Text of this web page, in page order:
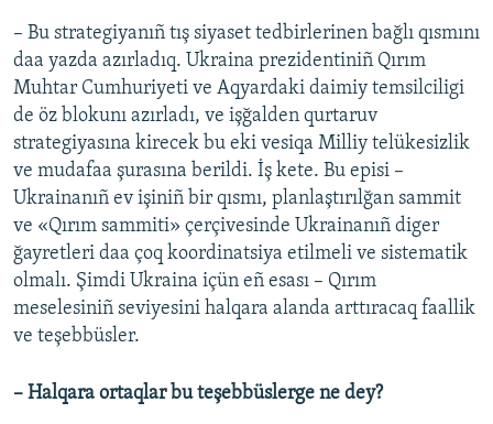
– Bu strategiyanıñ tış siyaset tedbirlerinen bağlı qısmını
daa yazda azırladıq. Ukraina prezidentiniñ Qırım
Muhtar Cumhuriyeti ve Aqyardaki daimiy temsilciligi
de öz blokunı azırladı, ve işğalden qurtaruv
strategiyasına kirecek bu eki vesiqa Milliy telükesizlik
ve mudafaa şurasına berildi. İş kete. Bu episi –
Ukrainanıñ ev işiniñ bir qısmı, planlaştırılğan sammit
ve «Qırım sammiti» çerçivesinde Ukrainanıñ diger
ğayretleri daa çoq koordinatsiya etilmeli ve sistematik
olmalı. Şimdi Ukraina içün eñ esası – Qırım
meselesiniñ seviyesini halqara alanda arttıracaq faallik
ve teşebbüsler.
– Halqara ortaqlar bu teşebbüslerge ne dey?